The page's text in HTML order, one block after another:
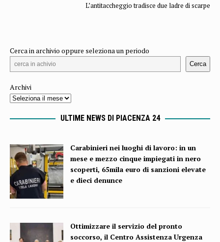
L’antitaccheggio tradisce due ladre di scarpe
Cerca in archivio oppure seleziona un periodo
Cerca
Archivi
ULTIME NEWS DI PIACENZA 24
Carabinieri nei luoghi di lavoro: in un
mese e mezzo cinque impiegati in nero
scoperti, 65mila euro di sanzioni elevate
e dieci denunce
Ottimizzare il servizio del pronto
soccorso, il Centro Assistenza Urgenza